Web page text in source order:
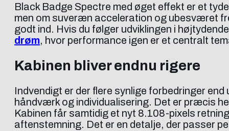
Black Badge Spectre med øget effekt er et
men om suveræn acceleration og ubesværet
godt ind. Hvis du følger udviklingen i
drøm, hvor performance igen er et centralt
Kabinen bliver endnu rigere
Indvendigt er der flere synlige forbedringer
håndværk og individualisering. Det er præcis
Kabinen får samtidig et nyt 8.108-pixels
aftenstemning. Det er en detalje, der passer